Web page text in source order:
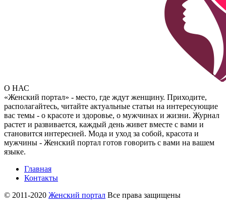
О НАС
«Женский портал» - место, где ждут женщину. Приходите,
располагайтесь, читайте актуальные статьи на интересующие
вас темы - о красоте и здоровье, о мужчинах и жизни. Журнал
растет и развивается, каждый день живет вместе с вами и
становится интересней. Мода и уход за собой, красота и
мужчины - Женский портал готов говорить с вами на вашем
языке.
Главная
Контакты
© 2011-2020 Женский портал Все права защищены